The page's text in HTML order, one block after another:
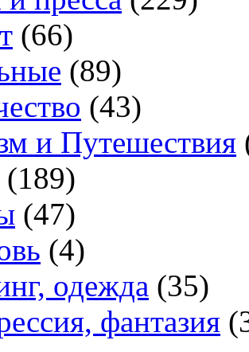
(66)
(89)
(43)
и Путешествия
(189)
(47)
(4)
одежда (35)
фантазия